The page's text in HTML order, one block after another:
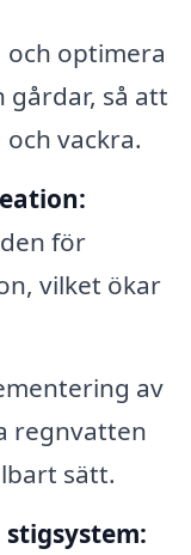
och optimera
gårdar, så att
vackra.
för
vilket ökar
av
regnvatten
sätt.